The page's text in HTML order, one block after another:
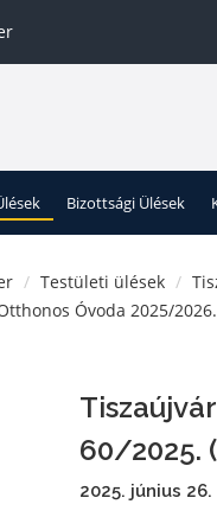
Bizottsági Ülések
Testületi ülések
Óvoda 2025/
60/2025.
2025. június 26.